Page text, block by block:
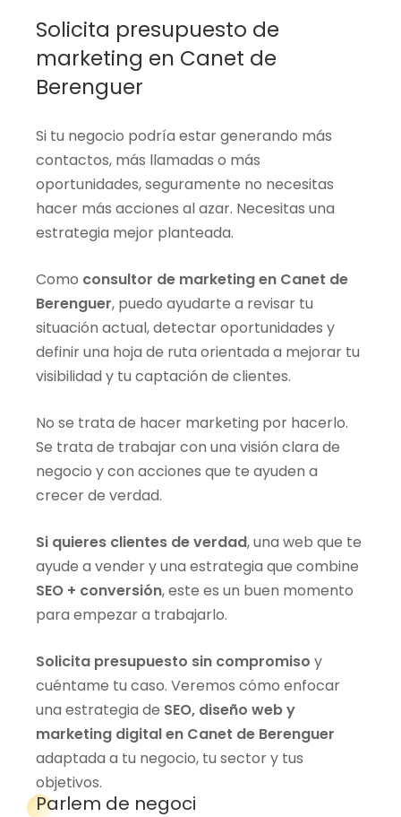
Solicita presupuesto de
marketing en Canet de
Berenguer
Si tu negocio podría estar generando más
contactos, más llamadas o más
oportunidades, seguramente no necesitas
hacer más acciones al azar. Necesitas una
estrategia mejor planteada.
Como consultor de marketing en Canet de
Berenguer, puedo ayudarte a revisar tu
situación actual, detectar oportunidades y
definir una hoja de ruta orientada a mejorar tu
visibilidad y tu captación de clientes.
No se trata de hacer marketing por hacerlo.
Se trata de trabajar con una visión clara de
negocio y con acciones que te ayuden a
crecer de verdad.
Si quieres clientes de verdad, una web que te
ayude a vender y una estrategia que combine
SEO + conversión, este es un buen momento
para empezar a trabajarlo.
Solicita presupuesto sin compromiso y
cuéntame tu caso. Veremos cómo enfocar
una estrategia de SEO, diseño web y
marketing digital en Canet de Berenguer
adaptada a tu negocio, tu sector y tus
objetivos.
Parlem de negoci